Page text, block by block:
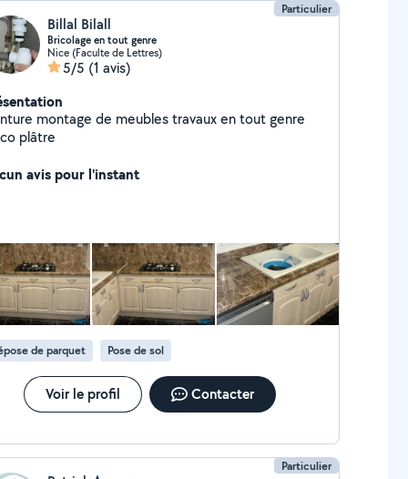
Particulier
Billal Bilall
Bricolage en tout genre
Nice (Faculte de Lettres)
5/5 (1 avis)
travaux en tout genre
plâtre
avis pour l'instant
de parquet Pose de sol
Voir le profil Contacter
Particulier